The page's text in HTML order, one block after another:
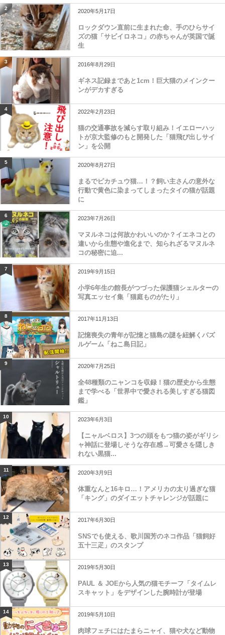
2 2020年5月17日
ロックダウン直前に生まれた命、手のひらサイ
ズの猫「サビイロネコ」の赤ちゃんが英国で誕
生
3 2016年8月29日
ギネス記録まであと1cm！巨大猫のメインクー
ンがデカすぎる
4 2022年2月23日
猫の交通事故を減らす取り組み！イエローハッ
トが京大監修のもと開発した「猫飛び出しサイ
ン」を公開
5 2020年8月27日
まるでピカチュウ猫…！？飼い主さんの意外な
行動で黄色に染まってしまったタイの猫が話題
に
6 2023年7月26日
マヌルネコは何故かわいいのか？イエネコとの
違いから生態や進化まで、知られざるマヌルネ
コの秘密に迫...
7 2019年9月15日
小学6年生の館長がつづった保護猫シェルターの
写真エッセイ集「猫庭ものがたり」
8 2017年11月13日
記憶喪失の青年が記憶と猫島の謎を紐解くパズ
ルゲーム「ねこ島日記」
9 2020年7月25日
全48種類のニャンコを収録！猫の歴史から生態
まで学べる「世界中で愛される美しすぎる猫図
鑑」
10 2023年6月3日
【ニャルベロス】3つの頭をもつ猫の姿がギリシ
ャ神話に登場しそうな存在感→可愛さを隠しき
れない黒猫...
11 2020年3月9日
体重なんと16キロ…！アメリカの太り過ぎな猫
「キング」のダイエットチャレンジが話題に
12 2017年6月30日
SNSでも使える、歌川国芳のネコ作品「猫飼好
五十三疋」のスタンプ
13 2019年5月30日
PAUL ＆ JOEから人気の猫モチーフ「タイムレ
スキャット」をデザインした腕時計が登場
14 2019年5月10日
肉球フェチにはたまらニャイ、猫や犬など動物